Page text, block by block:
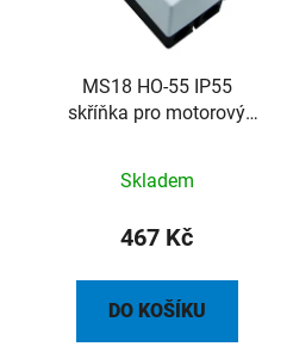
MS18 HO-55 IP55
skříňka pro motorový
Skladem
467 Kč
DO KOŠÍKU